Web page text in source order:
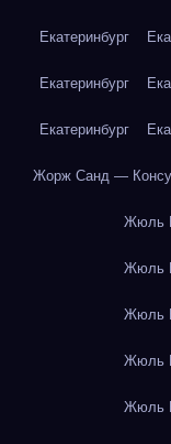
Екатеринбург
Екатеринбург
Екатеринбург
Жорж Санд —
Жюль
Жюль
Жюль
Жюль
Жюль